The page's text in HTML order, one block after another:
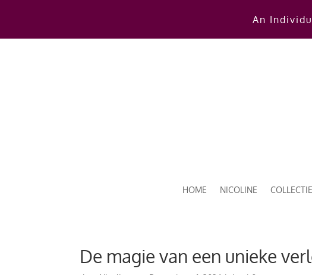
An
HOME NICOLINE
De magie van een unieke